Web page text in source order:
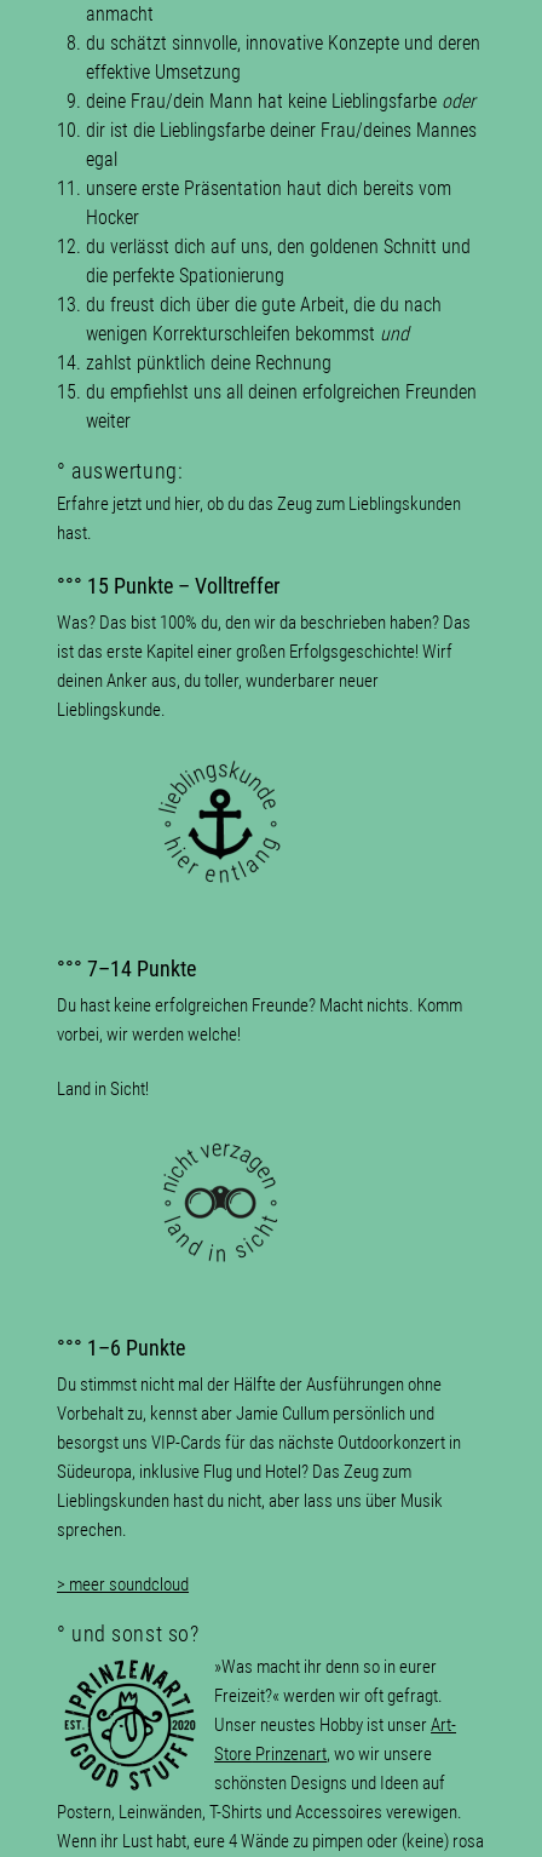
anmacht
du schätzt sinnvolle, innovative Konzepte und deren
effektive Umsetzung
deine Frau/dein Mann hat keine Lieblingsfarbe oder
dir ist die Lieblingsfarbe deiner Frau/deines Mannes
egal
unsere erste Präsentation haut dich bereits vom
Hocker
du verlässt dich auf uns, den goldenen Schnitt und
die perfekte Spationierung
du freust dich über die gute Arbeit, die du nach
wenigen Korrekturschleifen bekommst und
zahlst pünktlich deine Rechnung
du empfiehlst uns all deinen erfolgreichen Freunden
weiter
° auswertung:
Erfahre jetzt und hier, ob du das Zeug zum Lieblingskunden
hast.
°°° 15 Punkte – Volltreffer
Was? Das bist 100% du, den wir da beschrieben haben? Das
ist das erste Kapitel einer großen Erfolgsgeschichte! Wirf
deinen Anker aus, du toller, wunderbarer neuer
Lieblingskunde.
°°° 7–14 Punkte
Du hast keine erfolgreichen Freunde? Macht nichts. Komm
vorbei, wir werden welche!
Land in Sicht!
°°° 1–6 Punkte
Du stimmst nicht mal der Hälfte der Ausführungen ohne
Vorbehalt zu, kennst aber Jamie Cullum persönlich und
besorgst uns VIP-Cards für das nächste Outdoorkonzert in
Südeuropa, inklusive Flug und Hotel? Das Zeug zum
Lieblingskunden hast du nicht, aber lass uns über Musik
sprechen.
> meer soundcloud
° und sonst so?
»Was macht ihr denn so in eurer
Freizeit?« werden wir oft gefragt.
Unser neustes Hobby ist unserArt-
Store Prinzenart, wo wir unsere
schönsten Designs und Ideen auf
Postern, Leinwänden, T-Shirts und Accessoires verewigen.
Wenn ihr Lust habt, eure 4 Wände zu pimpen oder (keine) rosa